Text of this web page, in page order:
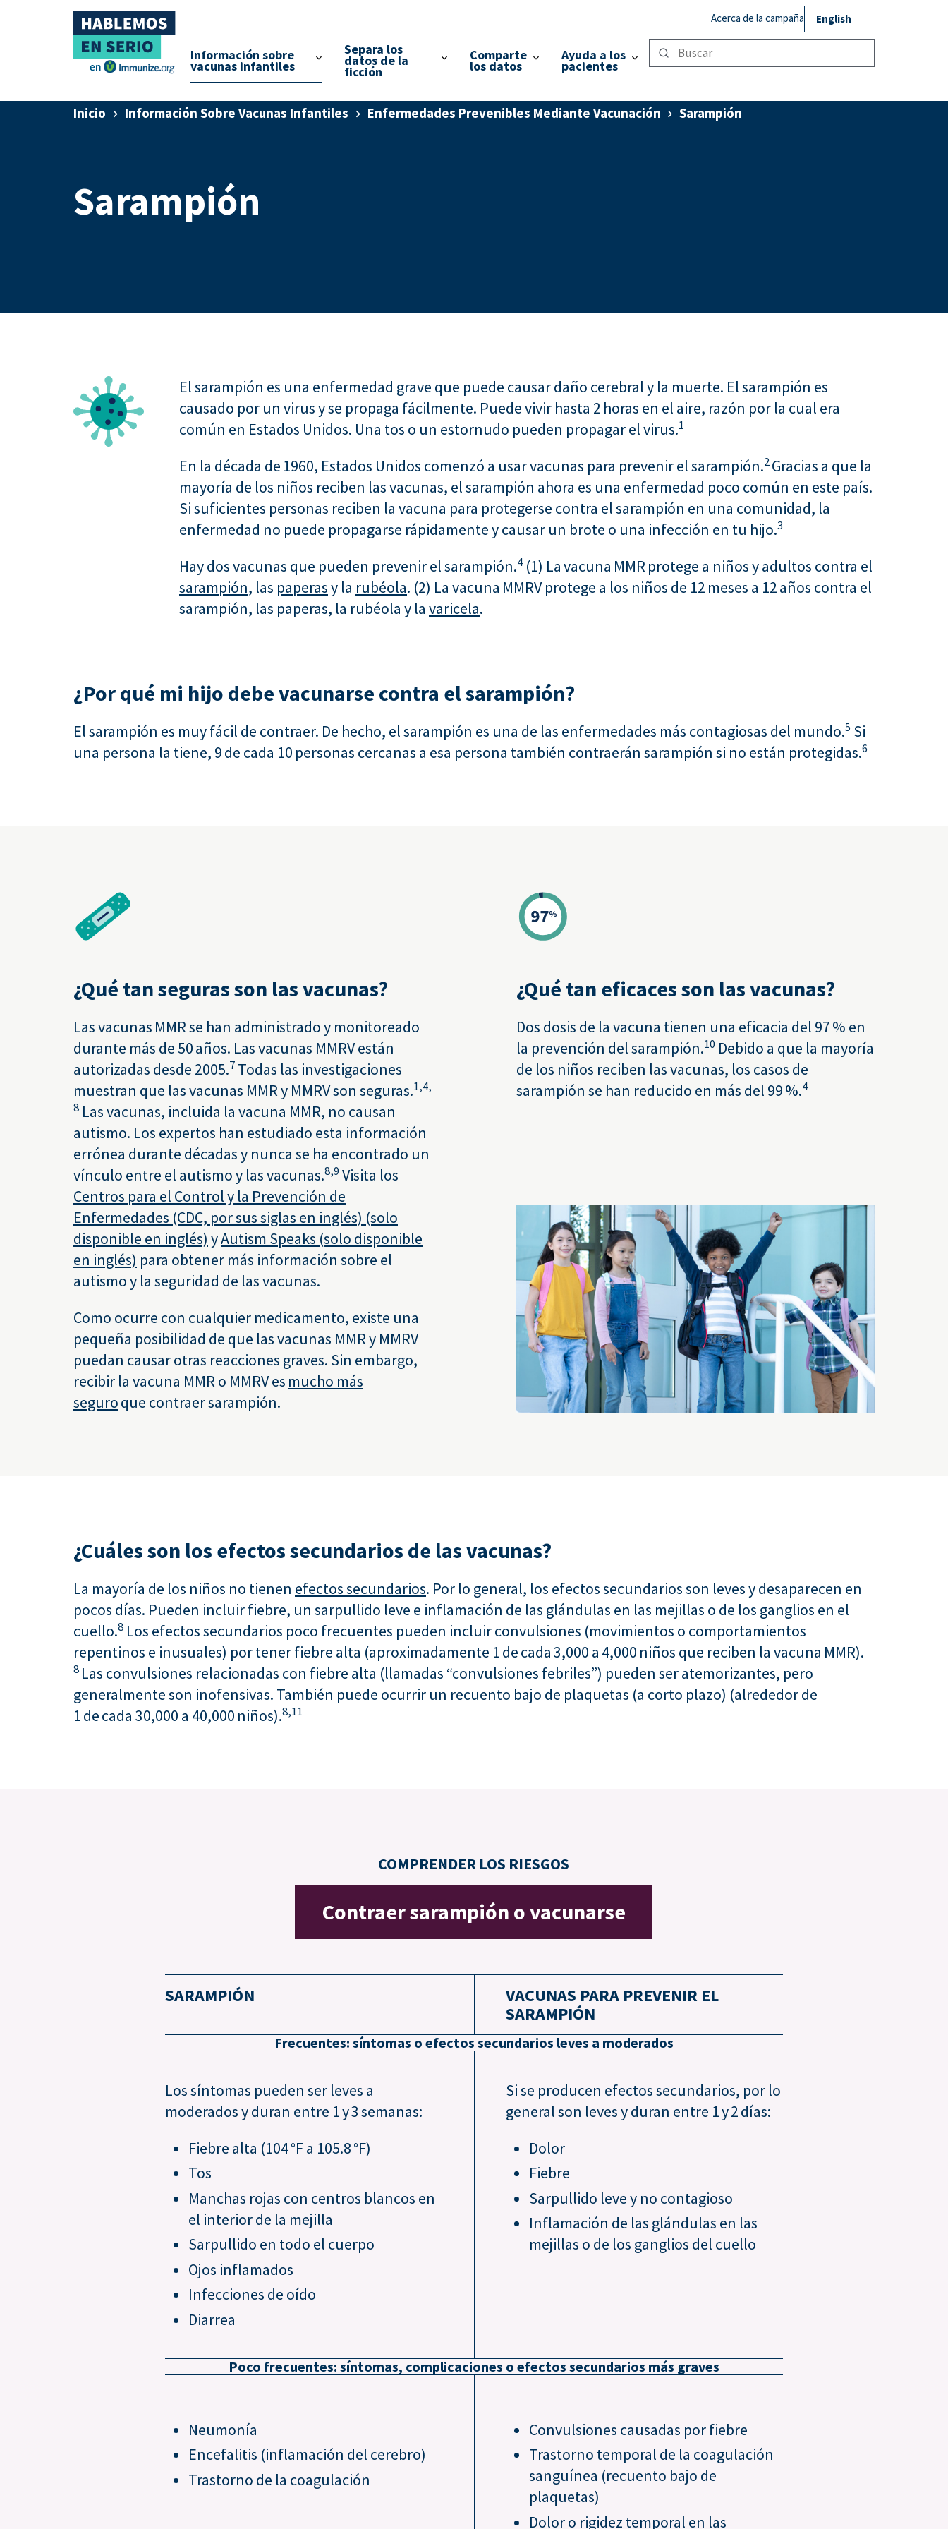
Acerca de la campaña English
Información sobre
vacunas infantiles
Separa los
datos de la
ficción
Comparte
los datos
Ayuda a los
pacientes
Inicio Información Sobre Vacunas Infantiles Enfermedades Prevenibles Mediante Vacunación Sarampión
Sarampión
El sarampión es una enfermedad grave que puede causar daño cerebral y la muerte. El sarampión es
causado por un virus y se propaga fácilmente. Puede vivir hasta 2 horas en el aire, razón por la cual era
común en Estados Unidos. Una tos o un estornudo pueden propagar el virus.1
En la década de 1960, Estados Unidos comenzó a usar vacunas para prevenir el sarampión.2Gracias a que la
mayoría de los niños reciben las vacunas, el sarampión ahora es una enfermedad poco común en este país.
Si suficientes personas reciben la vacuna para protegerse contra el sarampión en una comunidad, la
enfermedad no puede propagarse rápidamente y causar un brote o una infección en tu hijo.3
Hay dos vacunas que pueden prevenir el sarampión.4 (1) La vacuna MMR protege a niños y adultos contra el
sarampión, las paperasy la rubéola. (2) La vacuna MMRV protege a los niños de 12 meses a 12 años contra el
sarampión, las paperas, la rubéola y la varicela.
¿Por qué mi hijo debe vacunarse contra el sarampión?
El sarampión es muy fácil de contraer. De hecho, el sarampión es una de las enfermedades más contagiosas del mundo.5 Si
una persona la tiene, 9 de cada 10 personas cercanas a esa persona también contraerán sarampión si no están protegidas.6
¿Qué tan seguras son las vacunas?
Las vacunas MMR se han administrado y monitoreado
durante más de 50 años. Las vacunas MMRV están
autorizadas desde 2005.7 Todas las investigaciones
muestran que las vacunas MMR y MMRV son seguras.1,4,
8 Las vacunas, incluida la vacuna MMR, no causan
autismo. Los expertos han estudiado esta información
errónea durante décadas y nunca se ha encontrado un
vínculo entre el autismo y las vacunas.8,9 Visita los
Centros para el Control y la Prevención de
Enfermedades (CDC, por sus siglas en inglés) (solo
disponible en inglés) yAutism Speaks (solo disponible
en inglés) para obtener más información sobre el
autismo y la seguridad de las vacunas.
Como ocurre con cualquier medicamento, existe una
pequeña posibilidad de que las vacunas MMR y MMRV
puedan causar otras reacciones graves. Sin embargo,
recibir la vacuna MMR o MMRV es mucho más
seguroque contraer sarampión.
¿Qué tan eficaces son las vacunas?
Dos dosis de la vacuna tienen una eficacia del 97 % en
la prevención del sarampión.10 Debido a que la mayoría
de los niños reciben las vacunas, los casos de
sarampión se han reducido en más del 99 %.4
¿Cuáles son los efectos secundarios de las vacunas?
La mayoría de los niños no tienen efectos secundarios. Por lo general, los efectos secundarios son leves y desaparecen en
pocos días. Pueden incluir fiebre, un sarpullido leve e inflamación de las glándulas en las mejillas o de los ganglios en el
cuello.8 Los efectos secundarios poco frecuentes pueden incluir convulsiones (movimientos o comportamientos
repentinos e inusuales) por tener fiebre alta (aproximadamente 1 de cada 3,000 a 4,000 niños que reciben la vacuna MMR).
8 Las convulsiones relacionadas con fiebre alta (llamadas “convulsiones febriles”) pueden ser atemorizantes, pero
generalmente son inofensivas. También puede ocurrir un recuento bajo de plaquetas (a corto plazo) (alrededor de
1 de cada 30,000 a 40,000 niños).8,11
COMPRENDER LOS RIESGOS
Contraer sarampión o vacunarse
SARAMPIÓN
VACUNAS PARA PREVENIR EL
SARAMPIÓN
Frecuentes: síntomas o efectos secundarios leves a moderados
Los síntomas pueden ser leves a
moderados y duran entre 1 y 3 semanas:
Fiebre alta (104 °F a 105.8 °F)
Tos
Manchas rojas con centros blancos en
el interior de la mejilla
Sarpullido en todo el cuerpo
Ojos inflamados
Infecciones de oído
Diarrea
Si se producen efectos secundarios, por lo
general son leves y duran entre 1 y 2 días:
Dolor
Fiebre
Sarpullido leve y no contagioso
Inflamación de las glándulas en las
mejillas o de los ganglios del cuello
Poco frecuentes: síntomas, complicaciones o efectos secundarios más graves
Neumonía
Encefalitis (inflamación del cerebro)
Trastorno de la coagulación
Convulsiones causadas por fiebre
Trastorno temporal de la coagulación
sanguínea (recuento bajo de
plaquetas)
Dolor o rigidez temporal en las